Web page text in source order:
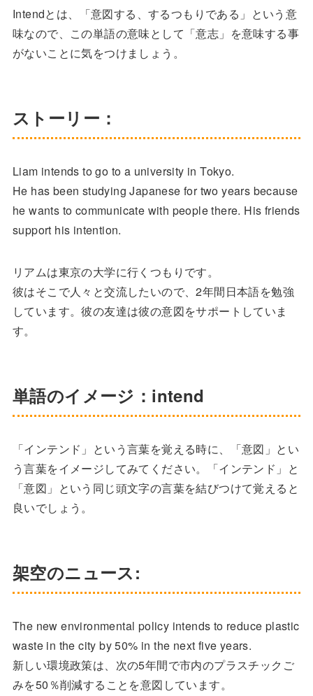
Intendとは、「意図する、するつもりである」という意
味なので、この単語の意味として「意志」を意味する事
がないことに気をつけましょう。
ストーリー：
Liam intends to go to a university in Tokyo.
He has been studying Japanese for two years because
he wants to communicate with people there. His friends
support his intention.
リアムは東京の大学に行くつもりです。
彼はそこで人々と交流したいので、2年間日本語を勉強
しています。彼の友達は彼の意図をサポートしていま
す。
単語のイメージ：intend
「インテンド」という言葉を覚える時に、「意図」とい
う言葉をイメージしてみてください。「インテンド」と
「意図」という同じ頭文字の言葉を結びつけて覚えると
良いでしょう。
架空のニュース:
The new environmental policy intends to reduce plastic
waste in the city by 50% in the next five years.
新しい環境政策は、次の5年間で市内のプラスチックご
みを50％削減することを意図しています。